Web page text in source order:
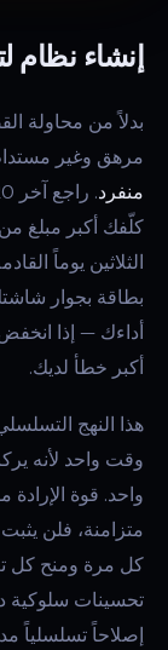
إنشاء نظام
بدلاً من محاولة
مرهق وغير
منفرد
كلّفك أكبر مبلغ
الثلاثين يوماً
أداءك — إذا
أكبر خطأ لديك.
هذا النهج
وقت واحد لأنه
متزامنة، فلن
تحسينات سلوكية
إصلاحاً تسلسلياً